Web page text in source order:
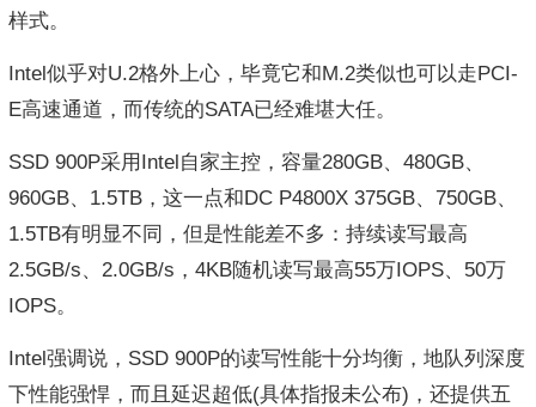
样式。
Intel似乎对U.2格外上心，毕竟它和M.2类似也可以走PCI-
E高速通道，而传统的SATA已经难堪大任。
SSD 900P采用Intel自家主控，容量280GB、480GB、
960GB、1.5TB，这一点和DC P4800X 375GB、750GB、
1.5TB有明显不同，但是性能差不多：持续读写最高
2.5GB/s、2.0GB/s，4KB随机读写最高55万IOPS、50万
IOPS。
Intel强调说，SSD 900P的读写性能十分均衡，地队列深度
下性能强悍，而且延迟超低(具体指报未公布)，还提供五